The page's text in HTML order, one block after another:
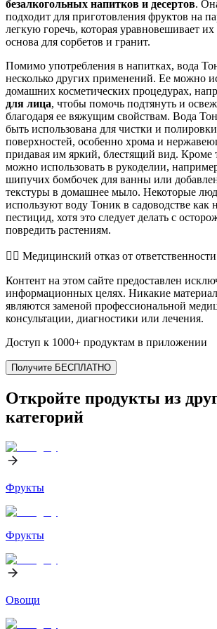
безалкогольных напитков и десертов.
подходит для приготовления фруктов на
легкую горечь, которая уравновешивает их
основа для сорбетов и гранит.
Помимо употребления в напитках, вода
несколько других применений. Ее можно
домашних косметических процедурах,
для лица, чтобы помочь подтянуть и
благодаря ее вяжущим свойствам. Вода
быть использована для чистки и
поверхностей, особенно хрома и
придавая им яркий, блестящий вид. Кроме
можно использовать в рукоделии,
шипучих бомбочек для ванны или
текстуры в домашнее мыло. Некоторые
используют воду Тоник в садоводстве как
пестицид, хотя это следует делать с
повредить растениям.
👨‍⚕️️ Медицинский отказ от ответственности
Контент на этом сайте предоставлен
информационных целях. Никакие
являются заменой профессиональной
консультации, диагностики или лечения.
Доступ к 1000+ продуктам в приложении
Получите БЕСПЛАТНО
Откройте продукты из
категорий
Фрукты
Фрукты
Овощи